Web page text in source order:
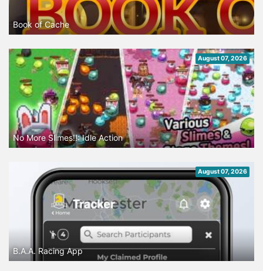
Book of Cache
August 07, 2026
No More Slimes!!: Idle Action
August 07, 2026
B.A.A. Racing App